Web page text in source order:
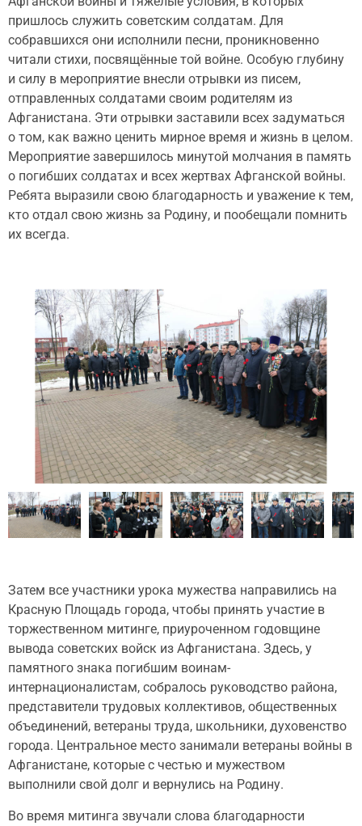
пришлось служить советским солдатам. Для
собравшихся они исполнили песни, проникновенно
читали стихи, посвящённые той войне. Особую глубину
и силу в мероприятие внесли отрывки из писем,
отправленных солдатами своим родителям из
Афганистана. Эти отрывки заставили всех задуматься
о том, как важно ценить мирное время и жизнь в целом.
Мероприятие завершилось минутой молчания в память
о погибших солдатах и всех жертвах Афганской войны.
Ребята выразили свою благодарность и уважение к тем,
кто отдал свою жизнь за Родину, и пообещали помнить
их всегда.
Затем все участники урока мужества направились на
Красную Площадь города, чтобы принять участие в
торжественном митинге, приуроченном годовщине
вывода советских войск из Афганистана. Здесь, у
памятного знака погибшим воинам-
интернационалистам, собралось руководство района,
представители трудовых коллективов, общественных
объединений, ветераны труда, школьники, духовенство
города. Центральное место занимали ветераны войны в
Афганистане, которые с честью и мужеством
выполнили свой долг и вернулись на Родину.
Во время митинга звучали слова благодарности